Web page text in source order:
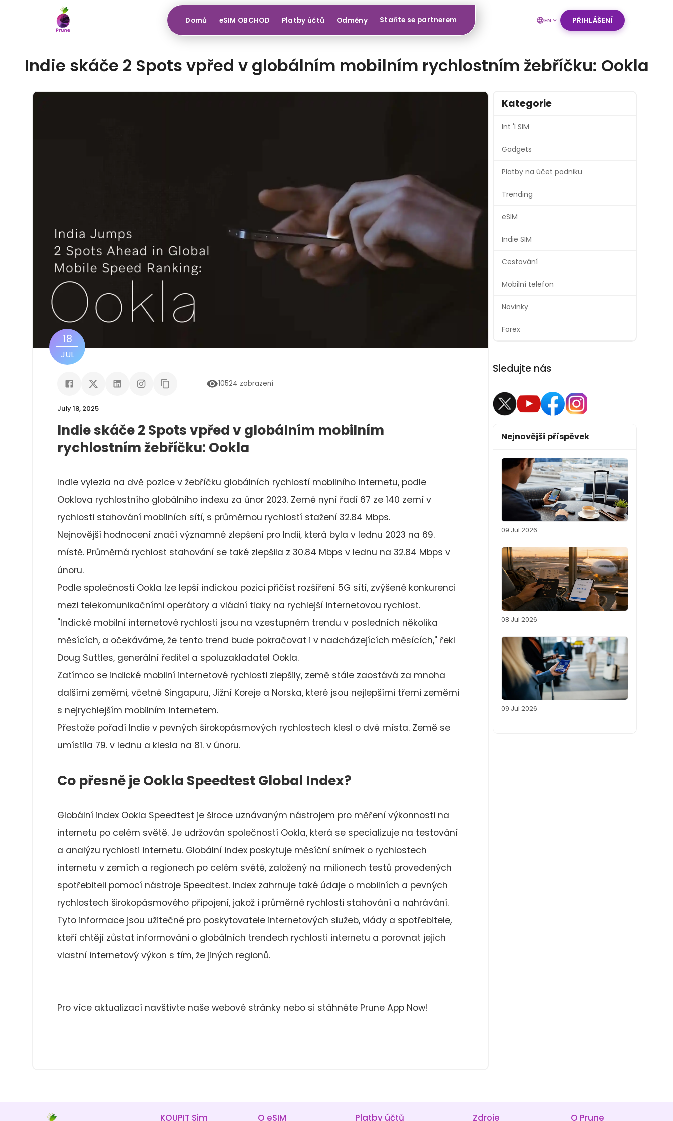
Domů eSIM OBCHOD Platby účtů Odměny Staňte se partnerem EN PŘIHLÁŠENÍ
Indie skáče 2 Spots vpřed v globálním mobilním rychlostním žebříčku: Ookla
18
JUL
10524 zobrazení
July 18, 2025
Indie skáče 2 Spots vpřed v globálním mobilním
rychlostním žebříčku: Ookla
Indie vylezla na dvě pozice v žebříčku globálních rychlostí mobilního internetu, podle
Ooklova rychlostního globálního indexu za únor 2023. Země nyní řadí 67 ze 140 zemí v
rychlosti stahování mobilních sítí, s průměrnou rychlostí stažení 32.84 Mbps.
Nejnovější hodnocení značí významné zlepšení pro Indii, která byla v lednu 2023 na 69.
místě. Průměrná rychlost stahování se také zlepšila z 30.84 Mbps v lednu na 32.84 Mbps v
únoru.
Podle společnosti Ookla lze lepší indickou pozici přičíst rozšíření 5G sítí, zvýšené konkurenci
mezi telekomunikačními operátory a vládní tlaky na rychlejší internetovou rychlost.
"Indické mobilní internetové rychlosti jsou na vzestupném trendu v posledních několika
měsících, a očekáváme, že tento trend bude pokračovat i v nadcházejících měsících," řekl
Doug Suttles, generální ředitel a spoluzakladatel Ookla.
Zatímco se indické mobilní internetové rychlosti zlepšily, země stále zaostává za mnoha
dalšími zeměmi, včetně Singapuru, Jižní Koreje a Norska, které jsou nejlepšími třemi zeměmi
s nejrychlejším mobilním internetem.
Přestože pořadí Indie v pevných širokopásmových rychlostech klesl o dvě místa. Země se
umístila 79. v lednu a klesla na 81. v únoru.
Co přesně je Ookla Speedtest Global Index?
Globální index Ookla Speedtest je široce uznávaným nástrojem pro měření výkonnosti na
internetu po celém světě. Je udržován společností Ookla, která se specializuje na testování
a analýzu rychlosti internetu. Globální index poskytuje měsíční snímek o rychlostech
internetu v zemích a regionech po celém světě, založený na milionech testů provedených
spotřebiteli pomocí nástroje Speedtest. Index zahrnuje také údaje o mobilních a pevných
rychlostech širokopásmového připojení, jakož i průměrné rychlosti stahování a nahrávání.
Tyto informace jsou užitečné pro poskytovatele internetových služeb, vlády a spotřebitele,
kteří chtějí zůstat informováni o globálních trendech rychlosti internetu a porovnat jejich
vlastní internetový výkon s tím, že jiných regionů.
Pro více aktualizací navštivte naše webové stránky nebo si stáhněte Prune App Now!
Kategorie
Int 'l SIM
Gadgets
Platby na účet podniku
Trending
eSIM
Indie SIM
Cestování
Mobilní telefon
Novinky
Forex
Sledujte nás
Nejnovější příspěvek
09 Jul 2026
08 Jul 2026
09 Jul 2026
KOUPIT Sim O eSIM Platby účtů Zdroje O Prune